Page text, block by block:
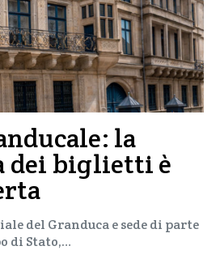
la
dei biglietti è
del Granduca e sede di parte
di Stato,…